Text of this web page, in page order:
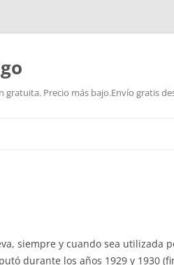
gratuita. Precio más bajo.Envío gratis
siempre y cuando sea utilizada
durante los años 1929 y 1930